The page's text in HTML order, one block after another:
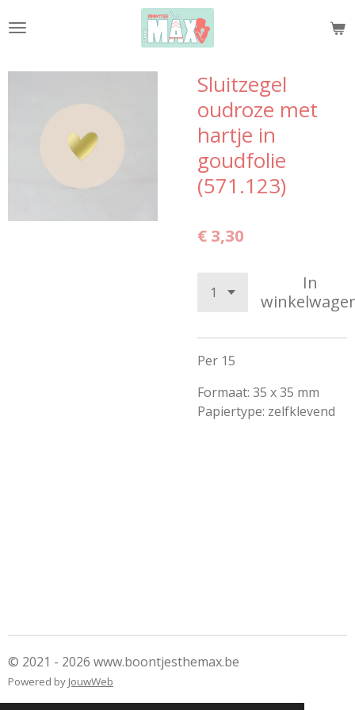
direct
de
Sluitzegel
oudroze met
hartje in
goudfolie
(571.123)
€ 3,30
In
Per 15
Formaat: 35 x 35 mm
Papiertype: zelfklevend
© 2021 - 2026 www.boontjesthemax.be
Powered by JouwWeb